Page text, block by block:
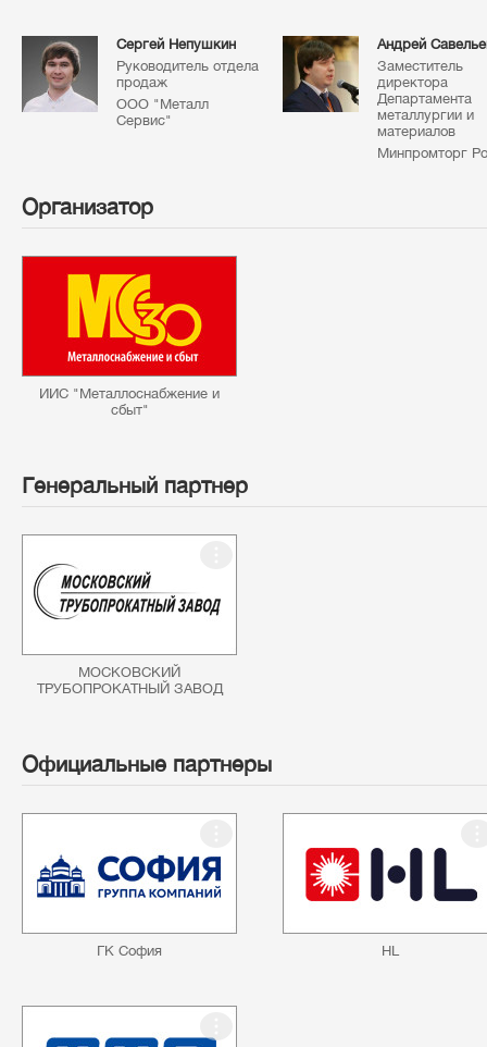
Сергей Непушкин
Руководитель отдела
продаж
ООО "Металл
Сервис"
Андрей
Заместитель
директора
Департамента
металлургии и
материалов
Минпромторг
Организатор
ИИС "Металлоснабжение и
сбыт"
Генеральный партнер
МОСКОВСКИЙ
ТРУБОПРОКАТНЫЙ ЗАВОД
Официальные партнеры
ГК София HL